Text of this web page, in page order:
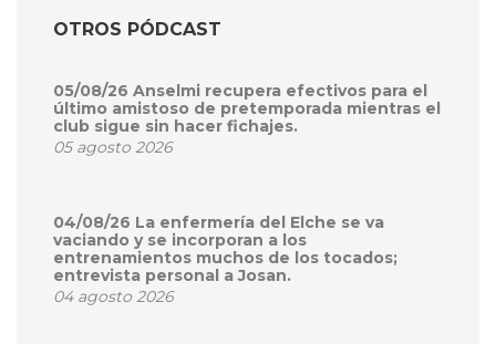
OTROS PÓDCAST
05/08/26 Anselmi recupera efectivos para el
último amistoso de pretemporada mientras el
club sigue sin hacer fichajes.
05 agosto 2026
04/08/26 La enfermería del Elche se va
vaciando y se incorporan a los
entrenamientos muchos de los tocados;
entrevista personal a Josan.
04 agosto 2026